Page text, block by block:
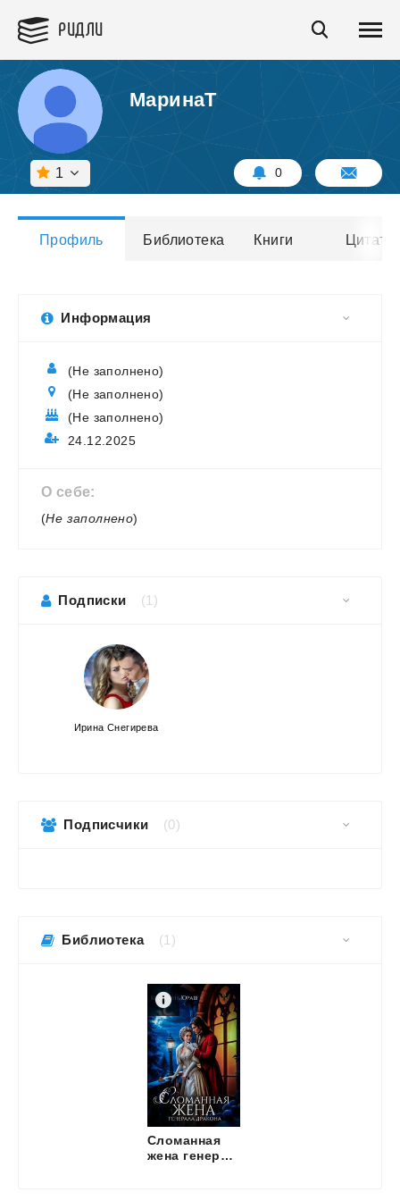
РИДЛИ
МаринаТ
1 0
Профиль Библиотека Книги Цитаты
Библиотека (1)
Сломанная
жена генерала дракона
Информация
(Не заполнено)
(Не заполнено)
(Не заполнено)
24.12.2025
О себе:
(Не заполнено)
Подписки (1)
Ирина Снегирева
Подписчики (0)